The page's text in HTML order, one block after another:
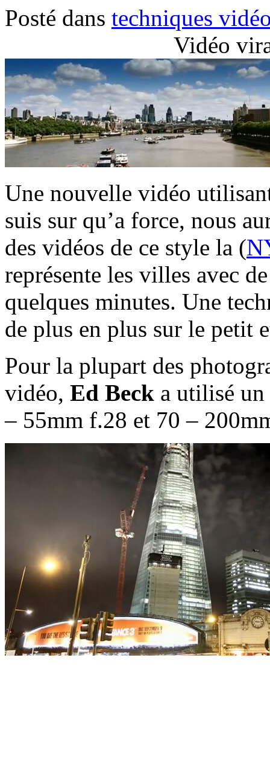
Posté dans techniques
Vidéo
Une nouvelle vidéo
suis sur qu’a force, nous
des vidéos de ce style la (
représente les villes avec
quelques minutes. Une
de plus en plus sur le petit
Pour la plupart des
vidéo, Ed Beck a utilisé
– 55mm f.28 et 70 –